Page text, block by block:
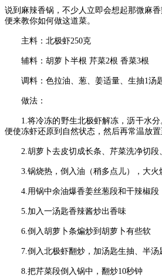
说到麻辣香锅，不少人立即会想起那微麻
便来教你如何做这道菜。
主料：北极虾250克
辅料：胡萝卜半根 芹菜2根 香菜3根
调料：色拉油、葱、姜适量、生抽1汤
做法：
1.将冷冻的野生北极虾解冻，沥干水
便使冻虾还原到自然状态，然后再常温放
2.胡萝卜去皮切成长条、芹菜洗净切
3.锅烧热，倒入油（稍多点儿），大
4.用锅中余油爆香姜丝葱段和干辣椒段
5.加入一汤匙香辣酱炒出香味
6.倒入胡萝卜条煸炒到胡萝卜有些软
7.倒入北极虾翻炒，加汤匙生抽、半
8.把芹菜段倒入锅中，翻炒10秒钟